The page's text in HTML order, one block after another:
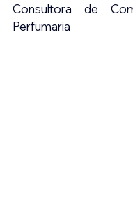
Consultora de
Perfumaria